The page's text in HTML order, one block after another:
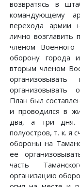
возвратясь в
командующему
перехода армии
лично возглавить
членом Военного
оборону города
вторым членом
организовывать
План был
и проводился в
два, а три дня.
полуостров, т. к. я
обороны на
ее
часть
организацию